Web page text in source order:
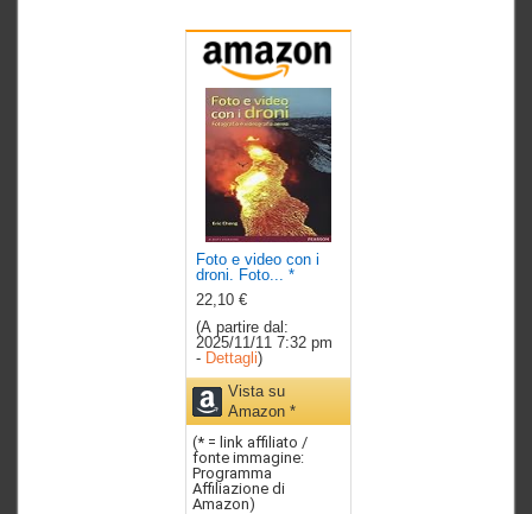
Foto e video con i
droni. Foto... *
22,10 €
(A partire dal:
2025/11/11 7:32 pm
- Dettagli)
Vista su
Amazon *
(* = link affiliato /
fonte immagine:
Programma
Affiliazione di
Amazon)